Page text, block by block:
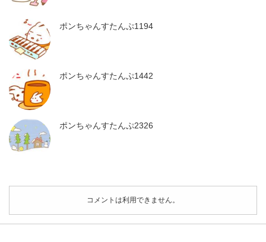
ポンちゃんすたんぷ1194
ポンちゃんすたんぷ1442
ポンちゃんすたんぷ2326
コメントは利用できません。